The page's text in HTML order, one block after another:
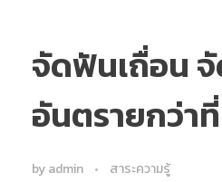
จัดฟันเถื่อน
อันตรายกว่า
byadmin สาระความรู้